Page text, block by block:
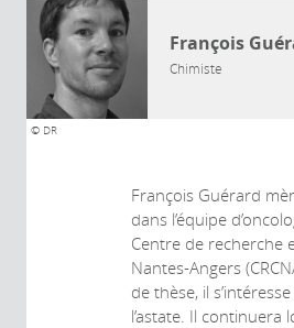
AUTEUR
© DR
François
Chimiste
François Guérard
dans l’équipe
Centre de recherche
Nantes-Angers
de thèse, il
l’astate. Il